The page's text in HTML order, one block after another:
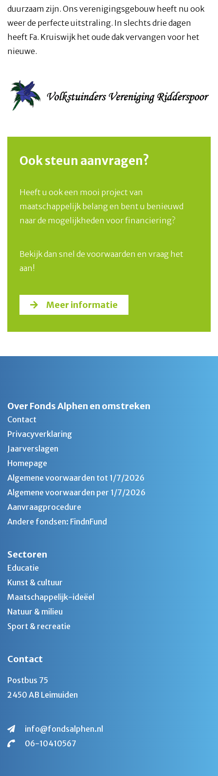
duurzaam zijn. Ons verenigingsgebouw heeft nu ook
weer de perfecte uitstraling. In slechts drie dagen
heeft Fa. Kruiswijk het oude dak vervangen voor het
nieuwe.
Ook steun aanvragen?
Heeft u ook een mooi project van
maatschappelijk belang en bent u benieuwd
naar de mogelijkheden voor financiering?
Bekijk dan snel de voorwaarden en vraag het
aan!
Meer informatie
Over Fonds Alphen en omstreken
Contact
Privacyverklaring
Jaarverslagen
Homepage
Algemene voorwaarden tot 1/7/2026
Algemene voorwaarden per 1/7/2026
Aanvraagprocedure
Andere fondsen: FindnFund
Sectoren
Educatie
Kunst & cultuur
Maatschappelijk-ideëel
Natuur & milieu
Sport & recreatie
Contact
Postbus 75
2450 AB Leimuiden
info@fondsalphen.nl
06-10410567